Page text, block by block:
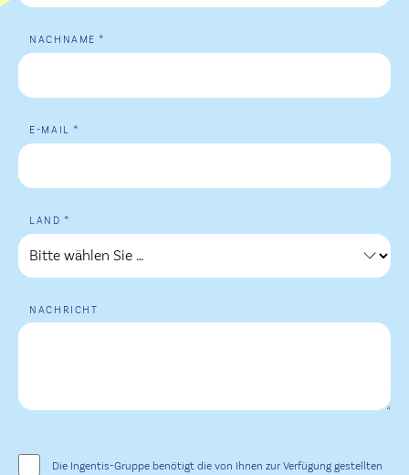
NACHNAME *
E-MAIL *
LAND *
NACHRICHT
*
Die Ingentis-Gruppe benötigt die von Ihnen zur Verfügung gestellten